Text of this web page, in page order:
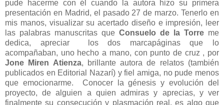
pude hacerme con él cuando la autora hizo su primera
presentación en Madrid, el pasado 27 de marzo. Tenerlo en
mis manos, visualizar su acertado diseño e impresión, leer
las palabras manuscritas que Consuelo de la Torre me
dedica, apreciar los dos marcapáginas que lo
acompañaban, uno hecho a mano, con punto de cruz , por
Jone Miren Atienza, brillante autora de relatos (también
publicados en Editorial Nazarí) y fiel amiga, no pude menos
que emocionarme. Conocer la génesis y evolución del
proyecto, de alguien a quien admiras y aprecias, y ver
finalmente su consecución y plasmación real, es algo que